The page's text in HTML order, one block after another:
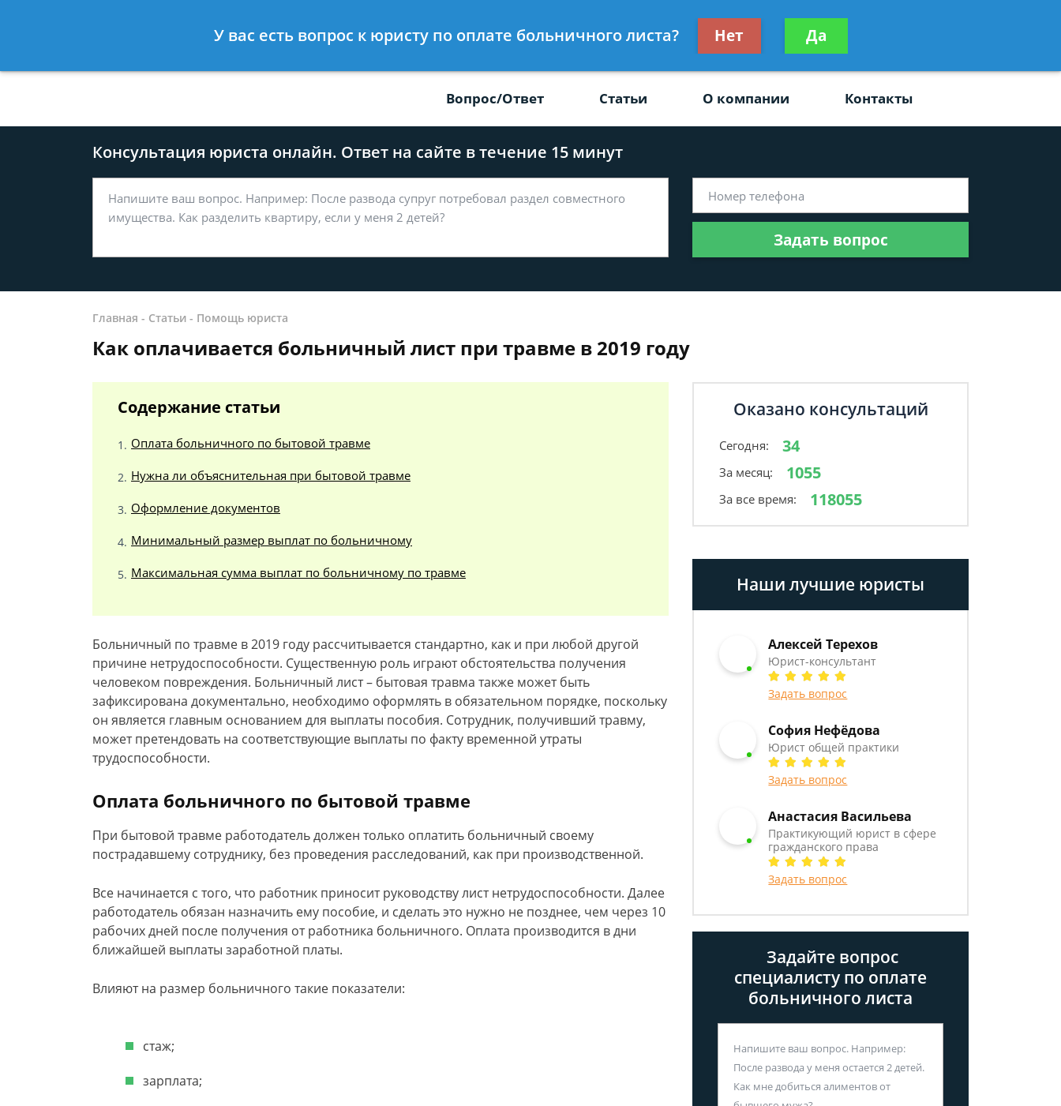
8 499-577-04-56 8 812 509-27-47
Получите консультацию
бесплатно
Задать вопрос
Вопрос/Ответ Статьи О компании Контакты
Консультация юриста онлайн. Ответ на сайте в течение 15 минут
Задать вопрос
Главная - Статьи - Помощь юриста
Как оплачивается больничный лист при травме в 2019 году
Содержание статьи
Оплата больничного по бытовой травме
Нужна ли объяснительная при бытовой травме
Оформление документов
Минимальный размер выплат по больничному
Максимальная сумма выплат по больничному по травме
Больничный по травме в 2019 году рассчитывается стандартно, как и при любой другой
причине нетрудоспособности. Существенную роль играют обстоятельства получения
человеком повреждения. Больничный лист – бытовая травма также может быть
зафиксирована документально, необходимо оформлять в обязательном порядке, поскольку
он является главным основанием для выплаты пособия. Сотрудник, получивший травму,
может претендовать на соответствующие выплаты по факту временной утраты
трудоспособности.
Оплата больничного по бытовой травме
При бытовой травме работодатель должен только оплатить больничный своему
пострадавшему сотруднику, без проведения расследований, как при производственной.
Все начинается с того, что работник приносит руководству лист нетрудоспособности. Далее
работодатель обязан назначить ему пособие, и сделать это нужно не позднее, чем через 10
рабочих дней после получения от работника больничного. Оплата производится в дни
ближайшей выплаты заработной платы.
Влияют на размер больничного такие показатели:
стаж;
зарплата;
Оказано консультаций
Сегодня: 34
За месяц: 1055
За все время: 118055
Наши лучшие юристы
Алексей Терехов
Юрист-консультант
Задать вопрос
София Нефёдова
Юрист общей практики
Задать вопрос
Анастасия Васильева
Практикующий юрист в сфере
гражданского права
Задать вопрос
Задайте вопрос
специалисту по оплате
больничного листа
У вас есть вопрос к юристу по оплате больничного листа? Нет Да